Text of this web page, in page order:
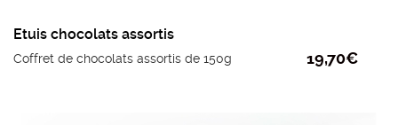
Etuis chocolats assortis
Coffret de chocolats assortis de 150g 19,70€